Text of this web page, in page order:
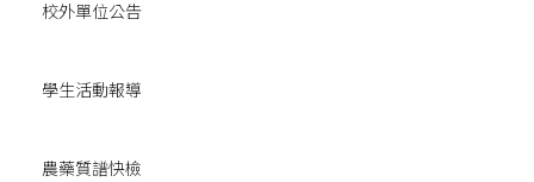
校外單位公告
學生活動報導
農藥質譜快檢